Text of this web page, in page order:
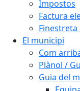
Impostos
Factura
Finestreta
El municipi
Com
Plànol /
Guia del